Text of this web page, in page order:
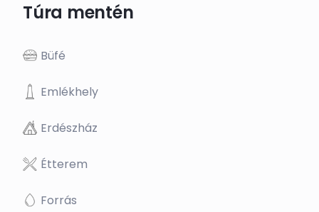
Túra mentén
Büfé
Emlékhely
Erdészház
Étterem
Forrás